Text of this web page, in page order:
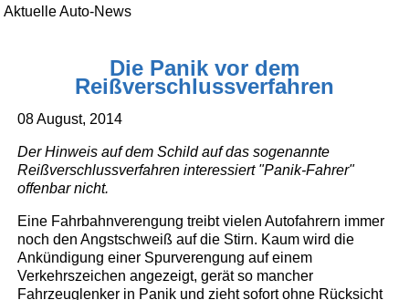
Aktuelle Auto-News
Die Panik vor dem
Reißverschlussverfahren
08 August, 2014
Der Hinweis auf dem Schild auf das sogenannte
Reißverschlussverfahren interessiert "Panik-Fahrer"
offenbar nicht.
Eine Fahrbahnverengung treibt vielen Autofahrern immer
noch den Angstschweiß auf die Stirn. Kaum wird die
Ankündigung einer Spurverengung auf einem
Verkehrszeichen angezeigt, gerät so mancher
Fahrzeuglenker in Panik und zieht sofort ohne Rücksicht